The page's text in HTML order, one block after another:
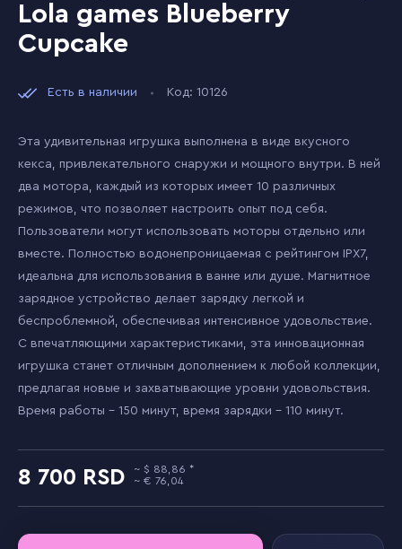
Lola games Blueberry
Cupcake
Есть в наличии Код: 10126
Эта удивительная игрушка выполнена в виде вкусного
кекса, привлекательного снаружи и мощного внутри. В ней
два мотора, каждый из которых имеет 10 различных
режимов, что позволяет настроить опыт под себя.
Пользователи могут использовать моторы отдельно или
вместе. Полностью водонепроницаемая с рейтингом IPX7,
идеальна для использования в ванне или душе. Магнитное
зарядное устройство делает зарядку легкой и
беспроблемной, обеспечивая интенсивное удовольствие.
С впечатляющими характеристиками, эта инновационная
игрушка станет отличным дополнением к любой коллекции,
предлагая новые и захватывающие уровни удовольствия.
Время работы - 150 минут, время зарядки - 110 минут.
8 700
88,86
76,04